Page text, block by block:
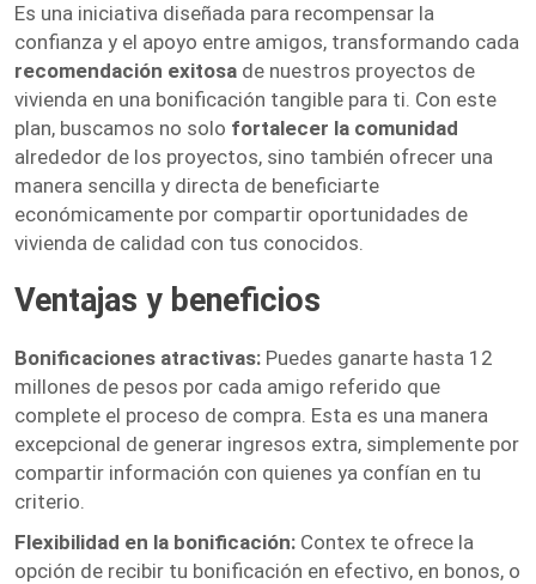
Es una iniciativa diseñada para recompensar la
confianza y el apoyo entre amigos, transformando cada
recomendación exitosa de nuestros proyectos de
vivienda en una bonificación tangible para ti. Con este
plan, buscamos no solo fortalecer la comunidad
alrededor de los proyectos, sino también ofrecer una
manera sencilla y directa de beneficiarte
económicamente por compartir oportunidades de
vivienda de calidad con tus conocidos.
Ventajas y beneficios
Bonificaciones atractivas: Puedes ganarte hasta 12
millones de pesos por cada amigo referido que
complete el proceso de compra. Esta es una manera
excepcional de generar ingresos extra, simplemente por
compartir información con quienes ya confían en tu
criterio.
Flexibilidad en la bonificación: Contex te ofrece la
opción de recibir tu bonificación en efectivo, en bonos, o